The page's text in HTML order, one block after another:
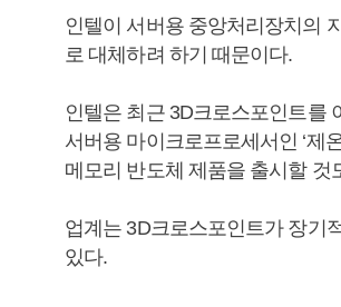
인텔이 서버용 중앙처리장치의
로 대체하려 하기 때문이다.
인텔은 최근 3D크로스포인트를
서버용 마이크로프로세서인 ‘제
메모리 반도체 제품을 출시할 것
업계는 3D크로스포인트가 장기
있다.